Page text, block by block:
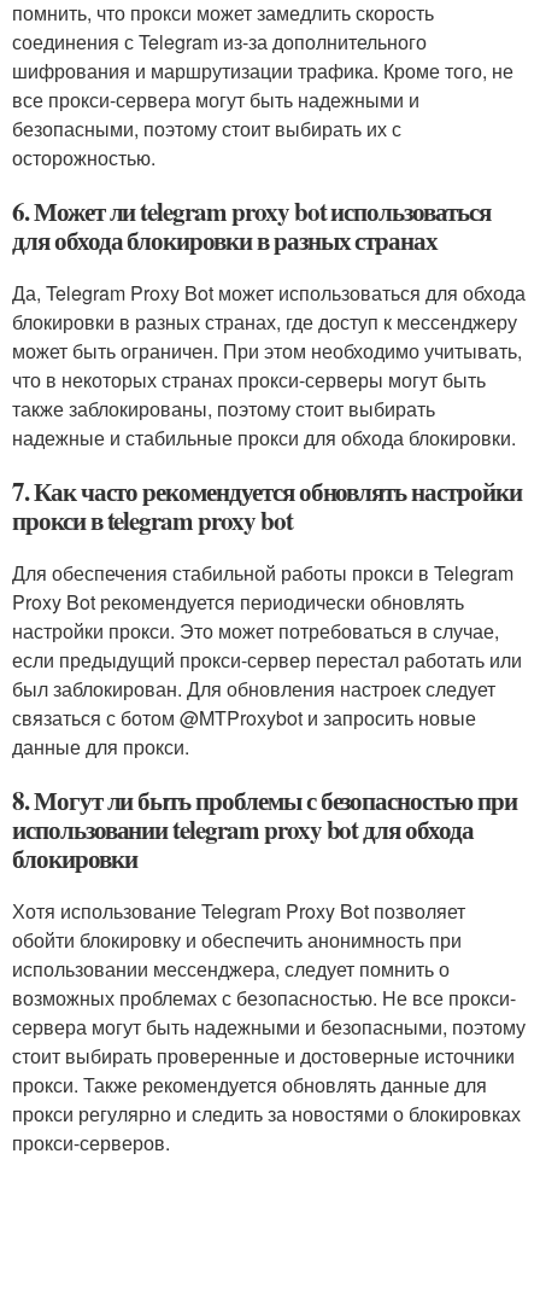
помнить, что прокси может замедлить скорость
соединения с Telegram из-за дополнительного
шифрования и маршрутизации трафика. Кроме того, не
все прокси-сервера могут быть надежными и
безопасными, поэтому стоит выбирать их с
осторожностью.
6. Может ли telegram proxy bot использоваться
для обхода блокировки в разных странах
Да, Telegram Proxy Bot может использоваться для обхода
блокировки в разных странах, где доступ к мессенджеру
может быть ограничен. При этом необходимо учитывать,
что в некоторых странах прокси-серверы могут быть
также заблокированы, поэтому стоит выбирать
надежные и стабильные прокси для обхода блокировки.
7. Как часто рекомендуется обновлять настройки
прокси в telegram proxy bot
Для обеспечения стабильной работы прокси в Telegram
Proxy Bot рекомендуется периодически обновлять
настройки прокси. Это может потребоваться в случае,
если предыдущий прокси-сервер перестал работать или
был заблокирован. Для обновления настроек следует
связаться с ботом @MTProxybot и запросить новые
данные для прокси.
8. Могут ли быть проблемы с безопасностью при
использовании telegram proxy bot для обхода
блокировки
Хотя использование Telegram Proxy Bot позволяет
обойти блокировку и обеспечить анонимность при
использовании мессенджера, следует помнить о
возможных проблемах с безопасностью. Не все прокси-
сервера могут быть надежными и безопасными, поэтому
стоит выбирать проверенные и достоверные источники
прокси. Также рекомендуется обновлять данные для
прокси регулярно и следить за новостями о блокировках
прокси-серверов.